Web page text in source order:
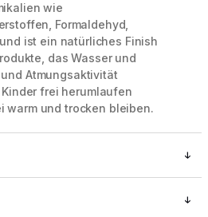
wie
Formaldehyd,
ist ein natürliches Finish
das Wasser und
Atmungsaktivität
frei herumlaufen
warm und trocken bleiben.